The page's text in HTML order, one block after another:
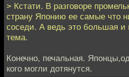
> Кстати. В разговоре
страну Японию ее самые что
соседи. А ведь это большая и
тема.
Конечно, печальная.
кого могли дотянутся.